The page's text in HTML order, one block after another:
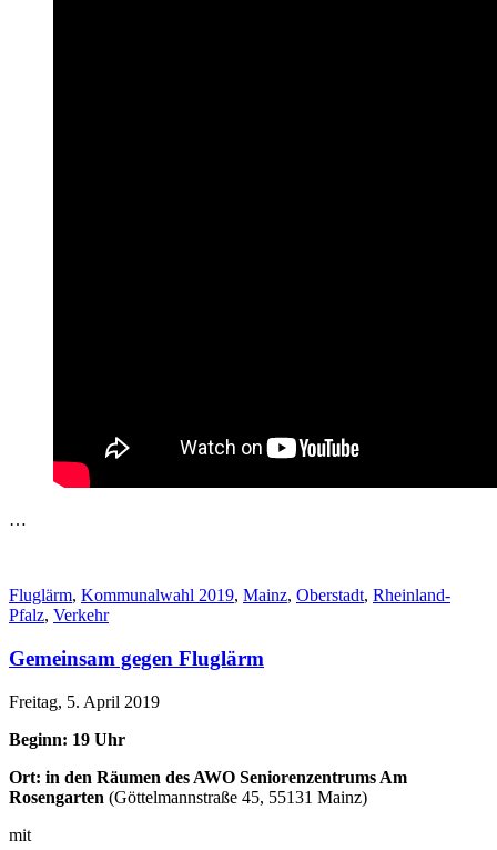
…
Fluglärm, Kommunalwahl 2019, Mainz, Oberstadt, Rheinland-
Pfalz, Verkehr
Gemeinsam gegen Fluglärm
Freitag, 5. April 2019
Beginn: 19 Uhr
Ort: in den Räumen des AWO Seniorenzentrums Am
Rosengarten (Göttelmannstraße 45, 55131 Mainz)
mit